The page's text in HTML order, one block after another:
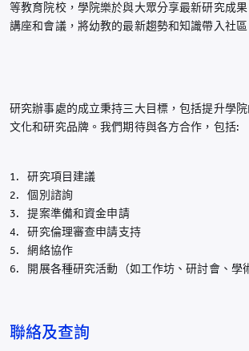
等教育院校，學院樂於與大眾分享最新研究成
講座和會議，將幼教的最新趨勢和知識帶入社區
研究辦事處的成立秉持三大目標，包括提升學
文化和研究品牌。我們期待與各方合作，包括:
研究項目建議
個別諮詢
提案準備和資金申請
研究倫理審查申請支持
網絡協作
開展各種研究活動（如工作坊、研討會、學
聯絡及查詢